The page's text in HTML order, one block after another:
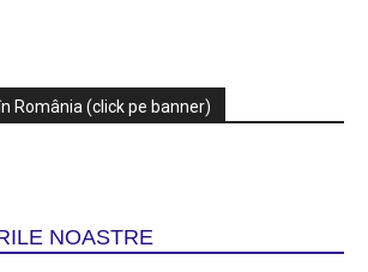
România (click pe banner)
NOASTRE